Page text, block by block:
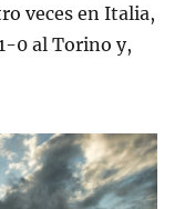
veces en Italia,
0 al Torino y,